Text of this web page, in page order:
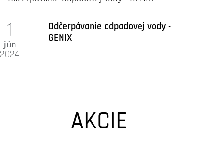
Odčerpávanie odpadovej vody -
GENIX
1
jún
2024
AKCIE